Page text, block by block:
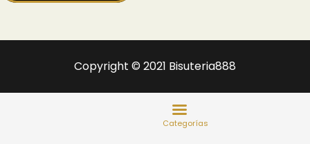
Copyright © 2021 Bisuteria888